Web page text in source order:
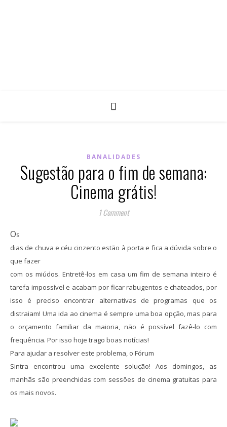
BANALIDADES
Sugestão para o fim de semana:
Cinema grátis!
1 Comment
Os
dias de chuva e céu cinzento estão à porta e fica a dúvida sobre o
que fazer
com os miúdos. Entretê-los em casa um fim de semana inteiro é
tarefa impossível e acabam por ficar rabugentos e chateados, por
isso é preciso encontrar alternativas de programas que os
distraiam! Uma ida ao cinema é sempre uma boa opção, mas para
o orçamento familiar da maioria, não é possível fazê-lo com
frequência. Por isso hoje trago boas notícias!
Para ajudar a resolver este problema, o Fórum
Sintra encontrou uma excelente solução! Aos domingos, as
manhãs são preenchidas com sessões de cinema gratuitas para
os mais novos.